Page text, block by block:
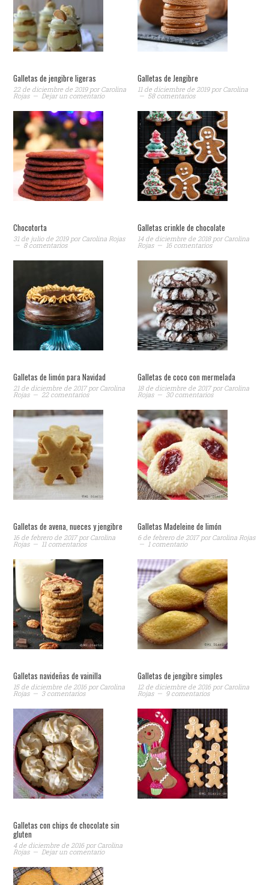
Galletas de jengibre ligeras
22 de diciembre de 2019porCarolina
Rojas Dejar un comentario
Galletas de Jengibre
11 de diciembre de 2019porCarolina
58 comentarios
Chocotorta
31 de julio de 2019porCarolina Rojas
8 comentarios
Galletas crinkle de chocolate
14 de diciembre de 2018porCarolina
Rojas 16 comentarios
Galletas de limón para Navidad
21 de diciembre de 2017porCarolina
Rojas 22 comentarios
Galletas de coco con mermelada
18 de diciembre de 2017porCarolina
Rojas 30 comentarios
Galletas de avena, nueces y jengibre
16 de febrero de 2017porCarolina
Rojas 11 comentarios
Galletas Madeleine de limón
6 de febrero de 2017porCarolina Rojas
1 comentario
Galletas navideñas de vainilla
15 de diciembre de 2016porCarolina
Rojas 3 comentarios
Galletas de jengibre simples
12 de diciembre de 2016porCarolina
Rojas 9 comentarios
Galletas con chips de chocolate sin
gluten
4 de diciembre de 2016porCarolina
Rojas Dejar un comentario